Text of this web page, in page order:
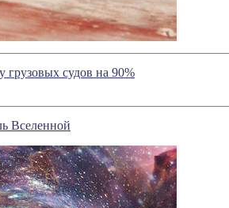
грузовых судов на 90%
Вселенной